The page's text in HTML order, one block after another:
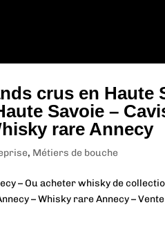
crus en Haute
Savoie –
rare Annecy
, Métiers de bouche
– Ou acheter whisky de
– Whisky rare Annecy –